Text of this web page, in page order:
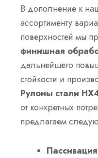
В дополнение к
ассортименту
поверхностей мы
финишная
дальнейшего
стойкости и
Рулоны стали
от конкретных
предлагаем